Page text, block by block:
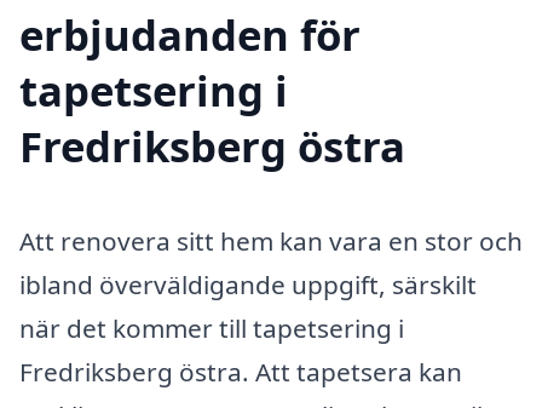
erbjudanden för
tapetsering i
Fredriksberg östra
Att renovera sitt hem kan vara en stor och
ibland överväldigande uppgift, särskilt
när det kommer till tapetsering i
Fredriksberg östra. Att tapetsera kan